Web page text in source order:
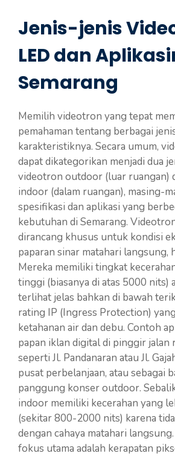
Jenis-jenis
LED dan
Semarang
Memilih videotron yang tepat
pemahaman tentang berbagai
karakteristiknya. Secara umum,
dapat dikategorikan menjadi dua
videotron outdoor (luar ruangan)
indoor (dalam ruangan), masing-
spesifikasi dan aplikasi yang
kebutuhan di Semarang.
dirancang khusus untuk kondisi
paparan sinar matahari langsung,
Mereka memiliki tingkat
tinggi (biasanya di atas 5000 nits)
terlihat jelas bahkan di bawah
rating IP (Ingress Protection)
ketahanan air dan debu. Contoh
papan iklan digital di pinggir jalan
seperti Jl. Pandanaran atau Jl.
pusat perbelanjaan, atau sebagai
panggung konser outdoor.
indoor memiliki kecerahan yang
(sekitar 800-2000 nits) karena
dengan cahaya matahari
fokus utama adalah kerapatan